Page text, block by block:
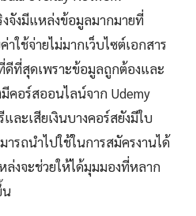
งจังมีแหล่งข้อมูลมากมายที่
าใช้จ่ายไม่มากเว็บไซต์เอกสาร
ดีที่สุดเพราะข้อมูลถูกต้องและ
คอร์สออนไลน์จาก Udemy
ละเสียเงินบางคอร์สยังมีใบ
รถนำไปใช้ในการสมัครงานได้
ล่งจะช่วยให้ได้มุมมองที่หลาก
น